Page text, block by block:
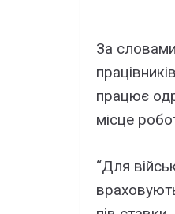
За
працює
місце
“Для